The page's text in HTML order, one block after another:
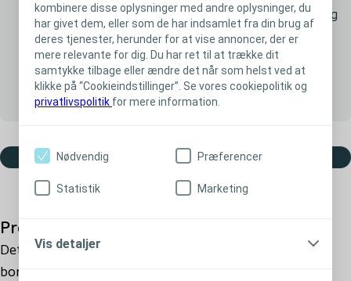
kombinere disse oplysninger med andre oplysninger, du
har givet dem, eller som de har indsamlet fra din brug af
deres tjenester, herunder for at vise annoncer, der er
mere relevante for dig. Du har ret til at trække dit
samtykke tilbage eller ændre det når som helst ved at
klikke på “Cookieindstillinger”. Se vores cookiepolitik og
privatlivspolitik for mere information.
Nødvendig Præferencer
Statistik Marketing
Vis detaljer
Standard pakke Køb på bevilling
Pakke indeholder 1
Læg i kurv
Produktbeskrivelse
Det kan være praktisk at have en lille rulle poser til
bortskaffelse med, når du er hjemmefra, så du kan